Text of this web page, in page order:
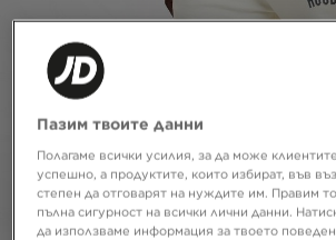
Пазим твоите данни
Полагаме всички усилия, за да може
успешно, а продуктите, които избират, във
степен да отговарят на нуждите им. Правим
пълна сигурност на всички лични данни.
да използваме информация за твоето